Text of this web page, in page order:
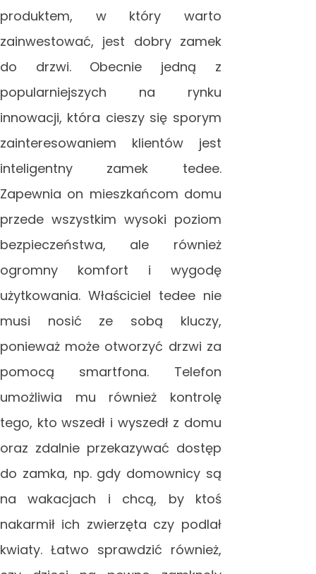
produktem, w który warto
zainwestować, jest dobry zamek
do drzwi. Obecnie jedną z
popularniejszych na rynku
innowacji, która cieszy się sporym
zainteresowaniem klientów jest
inteligentny zamek tedee.
Zapewnia on mieszkańcom domu
przede wszystkim wysoki poziom
bezpieczeństwa, ale również
ogromny komfort i wygodę
użytkowania. Właściciel tedee nie
musi nosić ze sobą kluczy,
ponieważ może otworzyć drzwi za
pomocą smartfona. Telefon
umożliwia mu również kontrolę
tego, kto wszedł i wyszedł z domu
oraz zdalnie przekazywać dostęp
do zamka, np. gdy domownicy są
na wakacjach i chcą, by ktoś
nakarmił ich zwierzęta czy podlał
kwiaty. Łatwo sprawdzić również,